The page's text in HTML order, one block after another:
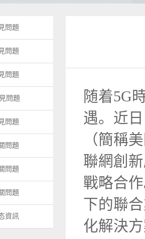
問題
問題
問題
問題
問題
問題
問題
問題
資訊
随着5G
遇。近
（簡稱
聯網創
戰略合
下的聯
化解決